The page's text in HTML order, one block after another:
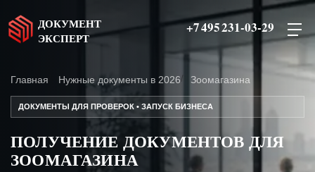
ДОКУМЕНТ
ЭКСПЕРТ
+7 495 231-03-29
Главная Нужные документы в 2026 Зоомагазина
ДОКУМЕНТЫ ДЛЯ ПРОВЕРОК • ЗАПУСК БИЗНЕСА
ПОЛУЧЕНИЕ ДОКУМЕНТОВ ДЛЯ
ЗООМАГАЗИНА